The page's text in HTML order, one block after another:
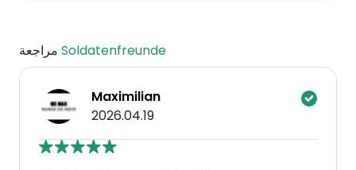
Soldatenfreunde
Maximilian
2026.04.19